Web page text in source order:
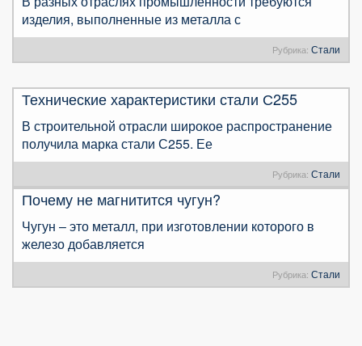
изделия, выполненные из металла с
Рубрика: Стали
Технические характеристики стали С255
В строительной отрасли широкое распространение
получила марка стали С255. Ее
Рубрика: Стали
Почему не магнитится чугун?
Чугун – это металл, при изготовлении которого в
железо добавляется
Рубрика: Стали